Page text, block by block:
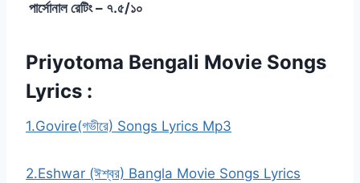
পার্সোনাল রেটিং – ৭.৫/১০
Priyotoma Bengali Movie Songs
Lyrics :
1.Govire(গভীরে) Songs Lyrics Mp3
2.Eshwar (ঈশ্বর) Bangla Movie Songs Lyrics